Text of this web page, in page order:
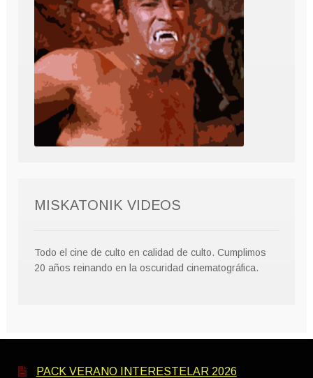
MISKATONIK VIDEOS
Todo el cine de culto en calidad de culto. Cumplimos
20 años reinando en la oscuridad cinematográfica.
PACK VERANO INTERESTELAR 2026